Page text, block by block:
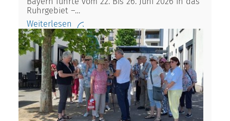
Ruhrgebiet –…
Weiterlesen